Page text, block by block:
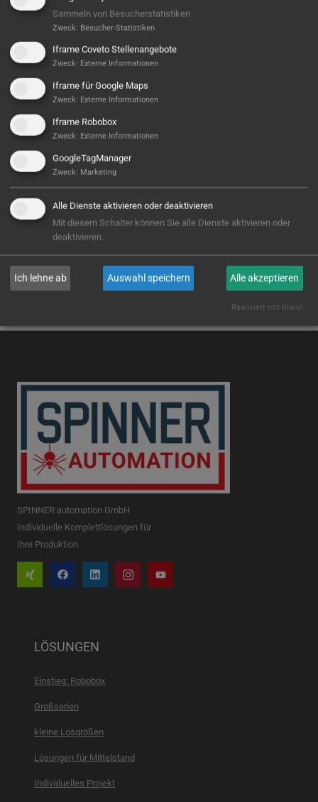
Hier ist noch was frei...
Sieht aus, als wäre hier noch Platz für Großes! Aktuell
vielleicht steht hier bald Ihres? Wir sind bereit, wenn
Sie es sind!
E-MAIL
SPINNER automation GmbH
Individuelle Komplettlösungen für
Ihre Produktion
LÖSUNGEN
Einstieg: Robobox
Großserien
kleine Losgrößen
Lösungen für Mittelstand
Individuelles Projekt
Sammeln von Besucherstatistiken
Zweck: Besucher-Statistiken
Iframe Coveto Stellenangebote
Zweck: Externe Informationen
Iframe für Google Maps
Zweck: Externe Informationen
Iframe Robobox
Zweck: Externe Informationen
GoogleTagManager
Zweck: Marketing
Alle Dienste aktivieren oder deaktivieren
Mit diesem Schalter können Sie alle Dienste aktivieren oder
deaktivieren.
Ich lehne ab Auswahl speichern Alle akzeptieren
Realisiert mit Klaro!